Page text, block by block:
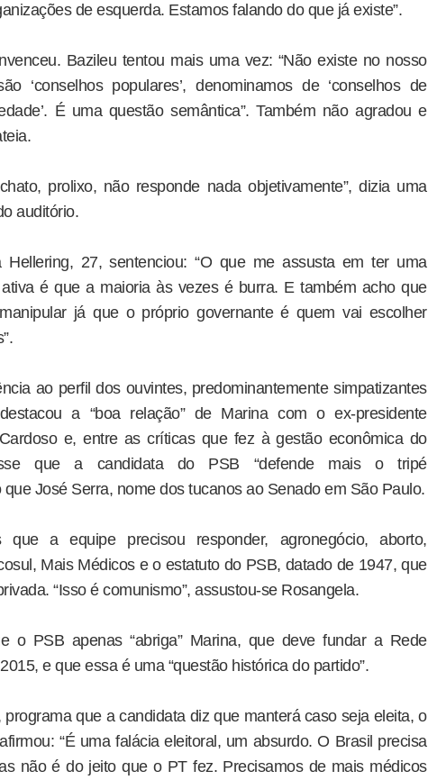
de esquerda. Estamos falando do que já existe”.
Bazileu tentou mais uma vez: “Não existe no nosso
‘conselhos populares’, denominamos de ‘conselhos de
É uma questão semântica”. Também não agradou e
prolixo, não responde nada objetivamente”, dizia uma
auditório.
Hellering, 27, sentenciou: “O que me assusta em ter uma
é que a maioria às vezes é burra. E também acho que
já que o próprio governante é quem vai escolher
ao perfil dos ouvintes, predominantemente simpatizantes
a “boa relação” de Marina com o ex-presidente
e, entre as críticas que fez à gestão econômica do
que a candidata do PSB “defende mais o tripé
que José Serra, nome dos tucanos ao Senado em São Paulo.
que a equipe precisou responder, agronegócio, aborto,
Mais Médicos e o estatuto do PSB, datado de 1947, que
“Isso é comunismo”, assustou-se Rosangela.
o PSB apenas “abriga” Marina, que deve fundar a Rede
e que essa é uma “questão histórica do partido”.
que a candidata diz que manterá caso seja eleita, o
“É uma falácia eleitoral, um absurdo. O Brasil precisa
não é do jeito que o PT fez. Precisamos de mais médicos